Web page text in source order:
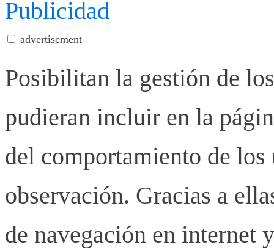
Publicidad
advertisement
Posibilitan la gestión de
pudieran incluir en la
del comportamiento de los
observación. Gracias a
de navegación en internet